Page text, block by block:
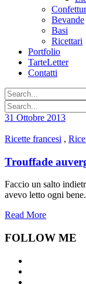
Bevande
Basi
Ricettari
Portfolio
TarteLetter
Contatti
31 Ottobre 2013
Ricette francesi ,
Trouffade
Faccio un salto
avevo letto ogni
Read More
FOLLOW ME